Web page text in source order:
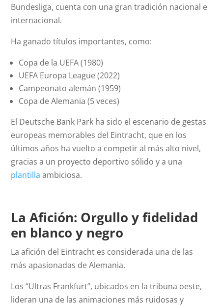
Bundesliga, cuenta con una gran tradición nacional e
internacional.
Ha ganado títulos importantes, como:
Copa de la UEFA (1980)
UEFA Europa League (2022)
Campeonato alemán (1959)
Copa de Alemania (5 veces)
El Deutsche Bank Park ha sido el escenario de gestas
europeas memorables del Eintracht, que en los
últimos años ha vuelto a competir al más alto nivel,
gracias a un proyecto deportivo sólido y a una
plantilla ambiciosa.
La Afición: Orgullo y fidelidad
en blanco y negro
La afición del Eintracht es considerada una de las
más apasionadas de Alemania.
Los “Ultras Frankfurt”, ubicados en la tribuna oeste,
lideran una de las animaciones más ruidosas y